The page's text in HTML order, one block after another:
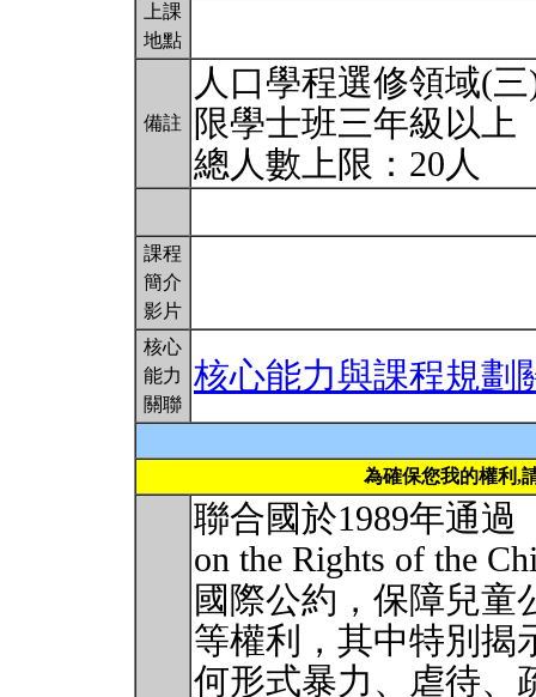
上課
地點
備註
人口學程選修領域(
限學士班三年級以上
總人數上限：20人
課程
簡介
影片
核心
能力
關聯
核心能力與課程規劃
為確保您我的權利,
聯合國於1989年通過
on the Rights of the
國際公約，保障兒童
等權利，其中特別揭
何形式暴⼒、虐待、